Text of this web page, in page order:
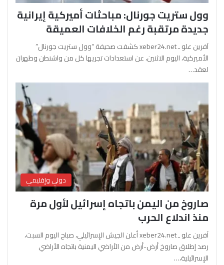
وول ستريت جورنال: مباحثات أميركية إيرانية
جديدة مرتقبة رغم الخلافات العميقة
آفرين علو ـ xeber24.net كشفت صحيفة “وول ستريت جورنال”
الأميركية، اليوم الاثنين، عن استعدادات تجريها كل من واشنطن وطهران
لعقد…
دولي وإقليمي
صاروخ من اليمن باتجاه إسرائيل لأول مرة
منذ اندلاع الحرب
آفرين علو ـ xeber24.net أعلن الجيش الإسرائيلي، صباح اليوم السبت،
رصد إطلاق صاروخ أرض-أرض من الأراضي اليمنية باتجاه الأراضي
الإسرائيلية،…